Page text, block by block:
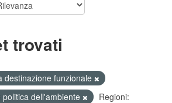
trovati
destinazione funzionale
politica dell'ambiente
Regioni: